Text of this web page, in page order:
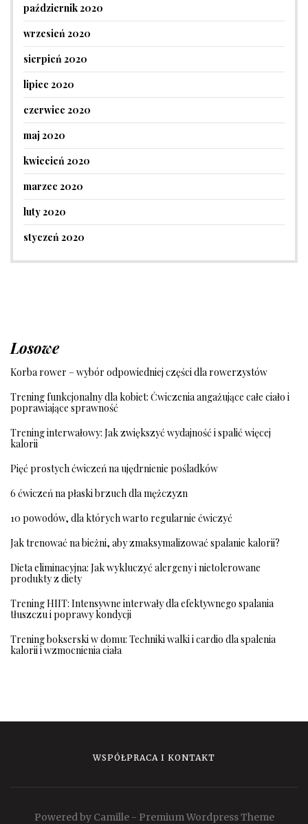
październik 2020
wrzesień 2020
sierpień 2020
lipiec 2020
czerwiec 2020
maj 2020
kwiecień 2020
marzec 2020
luty 2020
styczeń 2020
Losowe
Korba rower – wybór odpowiedniej części dla rowerzystów
Trening funkcjonalny dla kobiet: Ćwiczenia angażujące całe ciało i
poprawiające sprawność
Trening interwałowy: Jak zwiększyć wydajność i spalić więcej
kalorii
Pięć prostych ćwiczeń na ujędrnienie pośladków
6 ćwiczeń na płaski brzuch dla mężczyzn
10 powodów, dla których warto regularnie ćwiczyć
Jak trenować na bieżni, aby zmaksymalizować spalanie kalorii?
Dieta eliminacyjna: Jak wykluczyć alergeny i nietolerowane
produkty z diety
Trening HIIT: Intensywne interwały dla efektywnego spalania
tłuszczu i poprawy kondycji
Trening bokserski w domu: Techniki walki i cardio dla spalenia
kalorii i wzmocnienia ciała
WSPÓŁPRACA I KONTAKT
Powered by Camille - Premium Wordpress Theme